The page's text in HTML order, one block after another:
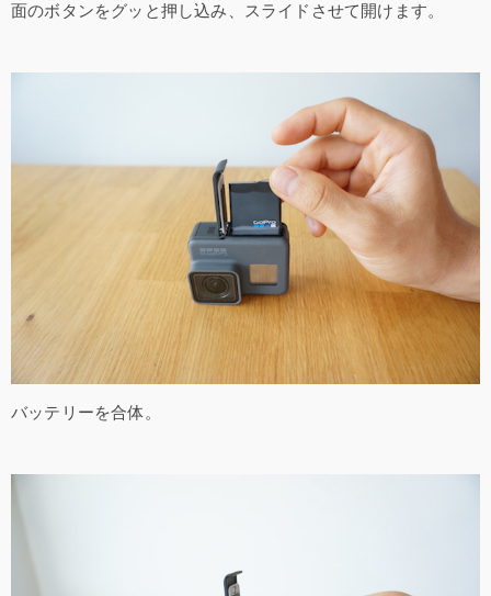
面のボタンをグッと押し込み、スライドさせて開けます。
バッテリーを合体。